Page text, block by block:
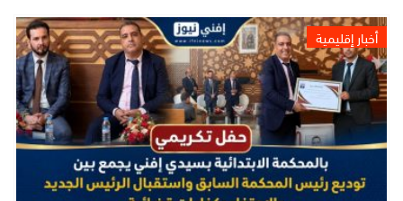
أخبار إقليمية